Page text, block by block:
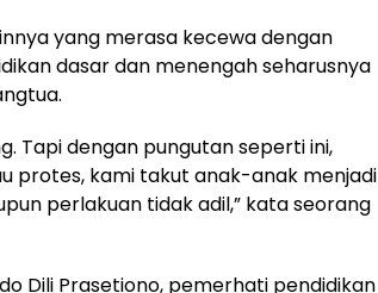
yang merasa kecewa dengan
dasar dan menengah seharusnya
Tapi dengan pungutan seperti ini,
protes, kami takut anak-anak menjadi
perlakuan tidak adil,” kata seorang
Dili Prasetiono, pemerhati pendidikan